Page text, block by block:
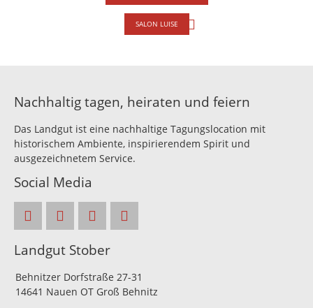
SALON LUISE
Nachhaltig tagen, heiraten und feiern
Das Landgut ist eine nachhaltige Tagungslocation mit
historischem Ambiente, inspirierendem Spirit und
ausgezeichnetem Service.
Social Media
Landgut Stober
Behnitzer Dorfstraße 27-31
14641 Nauen OT Groß Behnitz